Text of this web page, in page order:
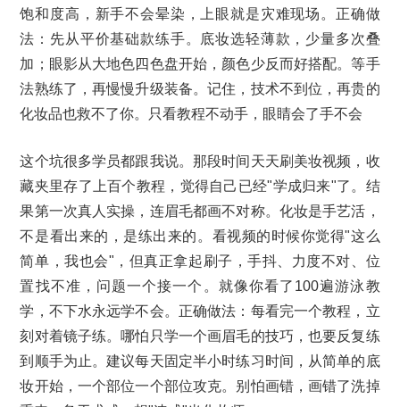
饱和度高，新手不会晕染，上眼就是灾难现场。正确做
法：先从平价基础款练手。底妆选轻薄款，少量多次叠
加；眼影从大地色四色盘开始，颜色少反而好搭配。等手
法熟练了，再慢慢升级装备。记住，技术不到位，再贵的
化妆品也救不了你。只看教程不动手，眼睛会了手不会
这个坑很多学员都跟我说。那段时间天天刷美妆视频，收
藏夹里存了上百个教程，觉得自己已经"学成归来"了。结
果第一次真人实操，连眉毛都画不对称。化妆是手艺活，
不是看出来的，是练出来的。看视频的时候你觉得"这么
简单，我也会"，但真正拿起刷子，手抖、力度不对、位
置找不准，问题一个接一个。就像你看了100遍游泳教
学，不下水永远学不会。正确做法：每看完一个教程，立
刻对着镜子练。哪怕只学一个画眉毛的技巧，也要反复练
到顺手为止。建议每天固定半小时练习时间，从简单的底
妆开始，一个部位一个部位攻克。别怕画错，画错了洗掉